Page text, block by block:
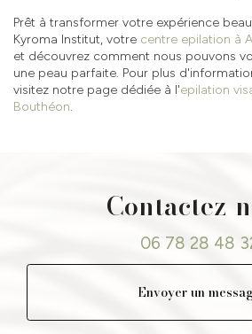
Prêt à transformer votre expérience
Kyroma Institut, votre centre epilation à
et découvrez comment nous pouvons
une peau parfaite. Pour plus
visitez notre page dédiée à l'epilation
Bouthéon.
Contactez-
06 78 28 48
Envoyer un